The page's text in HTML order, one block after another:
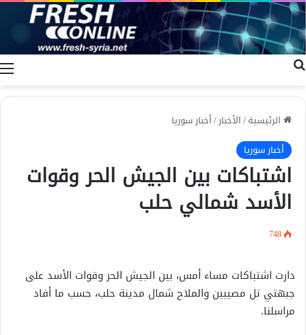
الرئيسية/الأخبار/أخبار سوريا
أخبار سوريا
اشتباكات بين الجيش الحر وقوات
الأسد شمالي حلب
748
دارت اشتباكات مساء أمس، بين الجيش الحر وقوات الأسد على
جبهتي تل مصيبين والملاح شمال مدينة حلب، حسب ما أفاد
مراسلنا.